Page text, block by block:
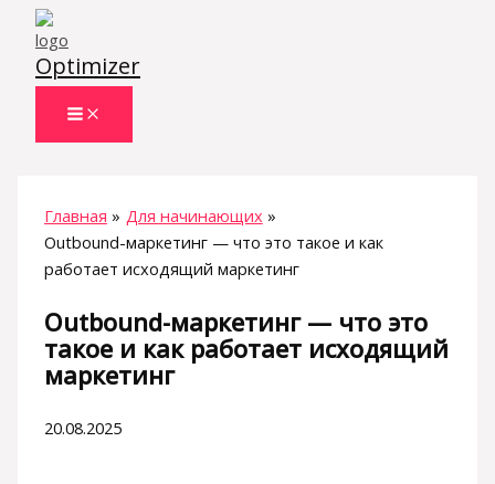
Перейти
содержимому
Optimizer
Главная
Для начинающих
Outbound-маркетинг — что это такое и как
работает исходящий маркетинг
Outbound-маркетинг — что это
такое и как работает исходящий
маркетинг
20.08.2025